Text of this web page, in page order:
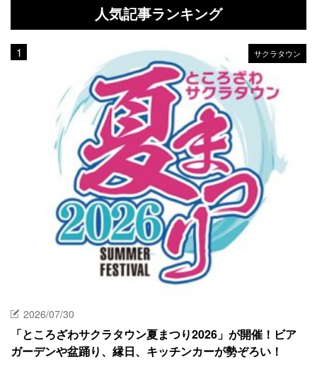
人気記事ランキング
サクラタウン
2026/07/30
「ところざわサクラタウン夏まつり2026」が開催！ビア
ガーデンや盆踊り、縁日、キッチンカーが勢ぞろい！